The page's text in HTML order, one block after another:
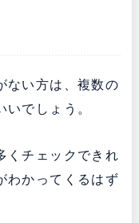
ない方は、複数の
でしょう。
くチェックできれ
わかってくるはず